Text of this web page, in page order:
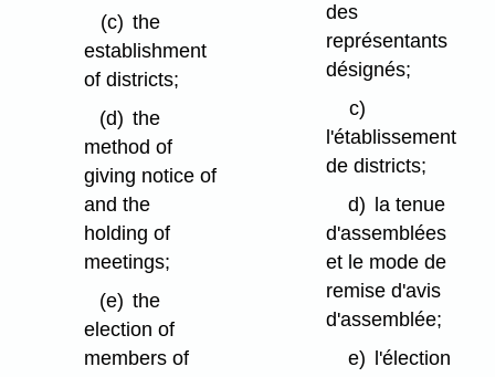
(c) the
establishment
of districts;
(d) the
method of
giving notice of
and the
holding of
meetings;
(e) the
election of
members of
des
représentants
désignés;
c)
l'établissement
de districts;
d)
la tenue
d'assemblées
et le mode de
remise d'avis
d'assemblée;
e) l'élection